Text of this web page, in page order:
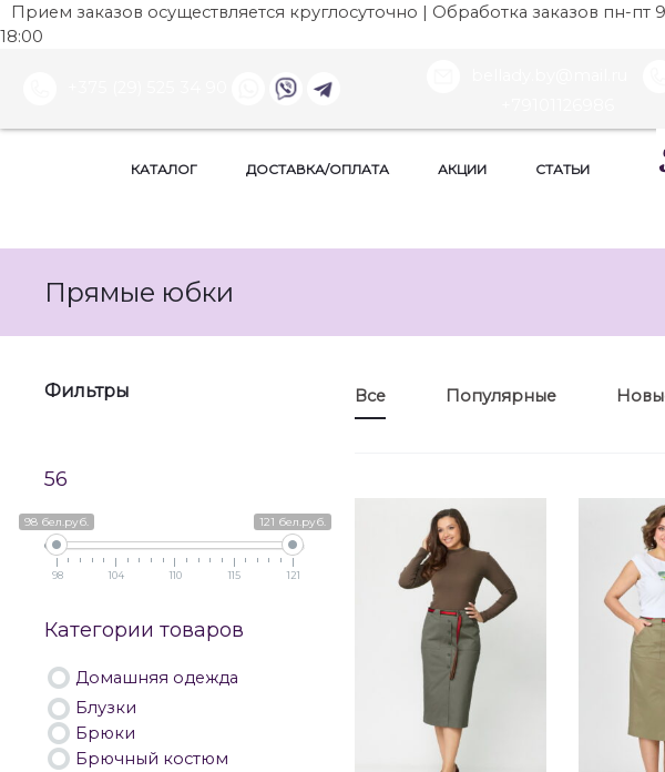
Прием заказов осуществляется круглосуточно | Обработка заказов пн-пт
18:00
КАТАЛОГ ДОСТАВКА/ОПЛАТА АКЦИИ СТАТЬИ
Прямые юбки
Все Популярные
Фильтры
56
98 бел.руб. 121 бел.руб.
98 104 110 115 121
Категории товаров
Домашняя одежда
Блузки
Брюки
Брючный костюм